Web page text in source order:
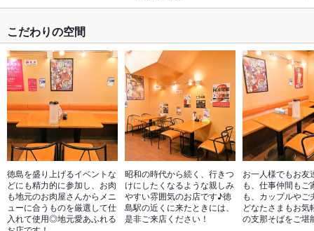
こだわりの空間
徳島を盛り上げるイベントな
どにも精力的に参加し、お肉
も地元のお肉屋さんからメニ
ューに合うものを厳選して仕
入れて使用◎地元愛あふれる
昭和の時代から続く、行きつ
けにしたくなるような親しみ
やすい雰囲気のお店です♪徳
島駅の近くに来たときには、
是非ご来店ください！
お一人様でもお友
も、仕事仲間もご
も、カップルや
どなたさまもお気
の支那そばをご堪